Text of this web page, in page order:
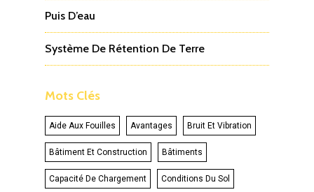
Puis D’eau
Système De Rétention De Terre
Mots Clés
Aide Aux Fouilles Avantages Bruit Et Vibration
Bâtiment Et Construction Bâtiments
Capacité De Chargement Conditions Du Sol